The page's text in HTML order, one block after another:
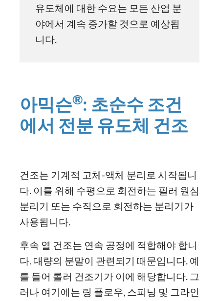
유도체에 대한 수요는 모든 산업 분
야에서 계속 증가할 것으로 예상됩
니다.
아믹슨®: 초순수 조건
에서 전분 유도체 건조
건조는 기계적 고체-액체 분리로 시작됩니
다. 이를 위해 수평으로 회전하는 필러 원심
분리기 또는 수직으로 회전하는 분리기가
사용됩니다.
후속 열 건조는 연속 공정에 적합해야 합니
다. 대량의 분말이 관련되기 때문입니다. 예
를 들어 롤러 건조기가 이에 해당합니다. 그
러나 여기에는 링 플로우, 스피닝 및 그라인